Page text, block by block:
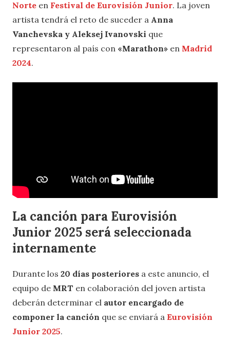
Norte en Festival de Eurovisión Junior. La joven
artista tendrá el reto de suceder a Anna
Vanchevska y Aleksej Ivanovski que
representaron al país con «Marathon» en Madrid
2024.
La canción para Eurovisión
Junior 2025 será seleccionada
internamente
Durante los 20 días posteriores a este anuncio, el
equipo de MRT en colaboración del joven artista
deberán determinar el autor encargado de
componer la canción que se enviará a Eurovisión
Junior 2025.